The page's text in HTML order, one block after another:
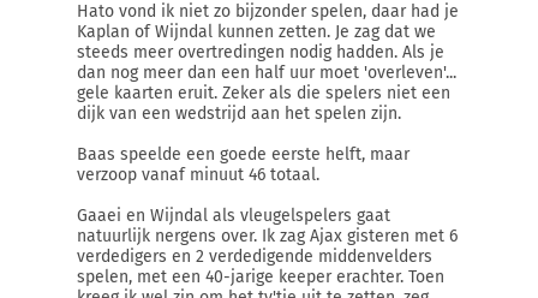
Hato vond ik niet zo bijzonder spelen, daar had je
Kaplan of Wijndal kunnen zetten. Je zag dat we
steeds meer overtredingen nodig hadden. Als je
dan nog meer dan een half uur moet 'overleven'...
gele kaarten eruit. Zeker als die spelers niet een
dijk van een wedstrijd aan het spelen zijn.
Baas speelde een goede eerste helft, maar
verzoop vanaf minuut 46 totaal.
Gaaei en Wijndal als vleugelspelers gaat
natuurlijk nergens over. Ik zag Ajax gisteren met 6
verdedigers en 2 verdedigende middenvelders
spelen, met een 40-jarige keeper erachter. Toen